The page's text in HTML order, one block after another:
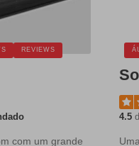
REVIEWS
com um grande
4.5